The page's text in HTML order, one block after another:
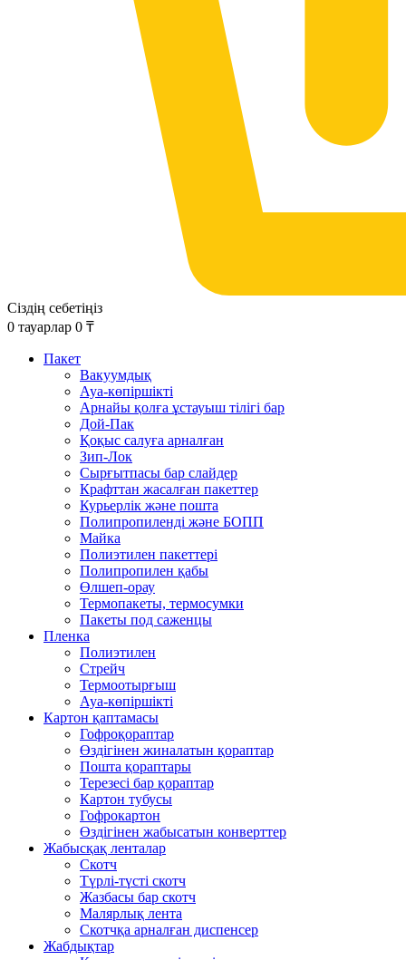
Сіздің себетіңіз
0 тауарлар 0 ₸
Пакет
Вакуумдық
Ауа-көпіршікті
Арнайы қолға ұстауыш тілігі бар
Дой-Пак
Қоқыс салуға арналған
Зип-Лок
Сырғытпасы бар слайдер
Крафттан жасалған пакеттер
Курьерлік және пошта
Полипропиленді және БОПП
Майка
Полиэтилен пакеттері
Полипропилен қабы
Өлшеп-орау
Термопакеты, термосумки
Пакеты под саженцы
Пленка
Полиэтилен
Стрейч
Термоотырғыш
Ауа-көпіршікті
Картон қаптамасы
Гофроқораптар
Өздігінен жиналатын қораптар
Пошта қораптары
Терезесі бар қораптар
Картон тубусы
Гофрокартон
Өздігінен жабысатын конверттер
Жабысқақ ленталар
Скотч
Түрлі-түсті скотч
Жазбасы бар скотч
Малярлық лента
Скотчқа арналған диспенсер
Жабдықтар